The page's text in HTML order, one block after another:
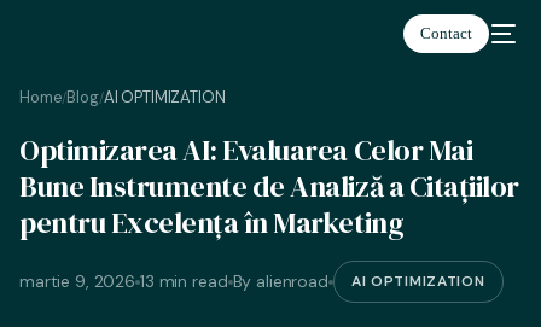
Contact
Home/Blog/AI OPTIMIZATION
Optimizarea AI: Evaluarea Celor Mai
Bune Instrumente de Analiză a Citațiilor
pentru Excelența în Marketing
martie 9, 2026 13 min read By alienroad AI OPTIMIZATION
Română